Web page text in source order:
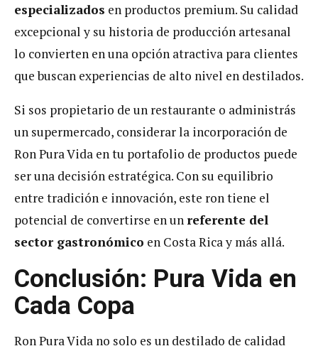
especializados en productos premium. Su calidad
excepcional y su historia de producción artesanal
lo convierten en una opción atractiva para clientes
que buscan experiencias de alto nivel en destilados.
Si sos propietario de un restaurante o administrás
un supermercado, considerar la incorporación de
Ron Pura Vida en tu portafolio de productos puede
ser una decisión estratégica. Con su equilibrio
entre tradición e innovación, este ron tiene el
potencial de convertirse en unreferente del
sector gastronómico en Costa Rica y más allá.
Conclusión: Pura Vida en
Cada Copa
Ron Pura Vida no solo es un destilado de calidad